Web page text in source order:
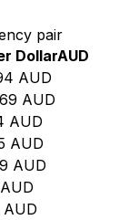
pair
DollarAUD
AUD
AUD
AUD
AUD
AUD
AUD
AUD